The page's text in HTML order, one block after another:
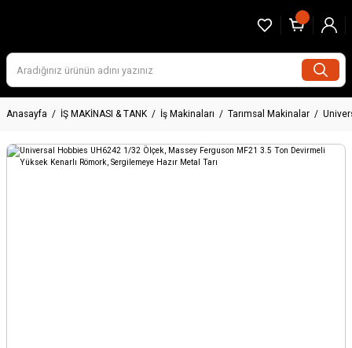
Anasayfa İŞ MAKİNASI & TANK İş Makinaları Tarımsal Makinalar